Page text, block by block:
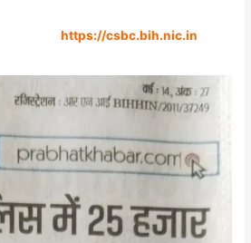
https://csbc.bih.nic.in